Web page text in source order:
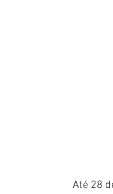
Até 28